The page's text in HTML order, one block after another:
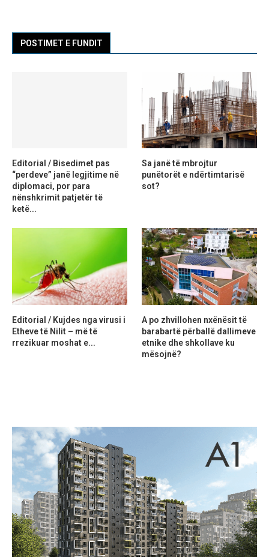
POSTIMET E FUNDIT
Editorial / Bisedimet pas
“perdeve” janë legjitime në
diplomaci, por para
nënshkrimit patjetër të
ketë...
Sa janë të mbrojtur
punëtorët e ndërtimtarisë
sot?
Editorial / Kujdes nga virusi i
Etheve të Nilit – më të
rrezikuar moshat e...
A po zhvillohen nxënësit të
barabartë përballë dallimeve
etnike dhe shkollave ku
mësojnë?